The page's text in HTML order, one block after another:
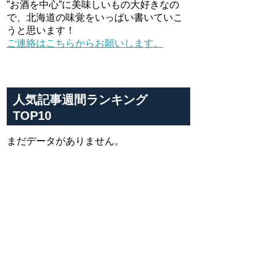
”お酒を中心”に美味しいもの大好きなの
で、北海道の味覚をいっぱい書いていこ
うと思います！
ご連絡はこちらからお願いします。
人気記事週間ランキング
TOP10
まだデータがありません。